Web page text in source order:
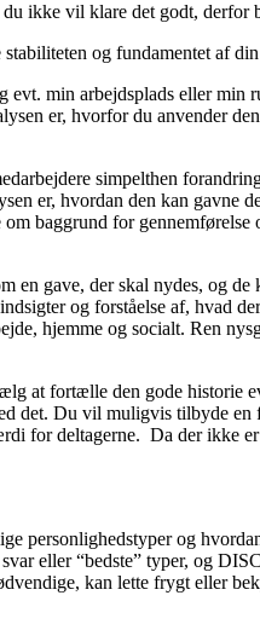
ikke vil klare det godt, derfor
og fundamentet af
min arbejdsplads eller min
er, hvorfor du anvender
simpelthen
er, hvordan den kan gavne
baggrund for
en gave, der skal nydes, og
og forståelse af, hvad
hjemme og socialt. Ren
at fortælle den gode
det. Du vil muligvis tilbyde
for deltagerne. Da der ikke
personlighedstyper og
eller “bedste” typer, og
kan lette frygt eller